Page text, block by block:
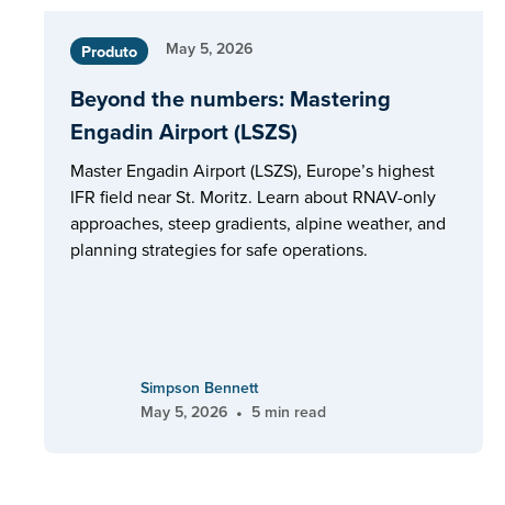
Produto May 5, 2026
Beyond the numbers: Mastering
Engadin Airport (LSZS)
Master Engadin Airport (LSZS), Europe’s highest
IFR field near St. Moritz. Learn about RNAV-only
approaches, steep gradients, alpine weather, and
planning strategies for safe operations.
Simpson Bennett
May 5, 2026 • 5 min read